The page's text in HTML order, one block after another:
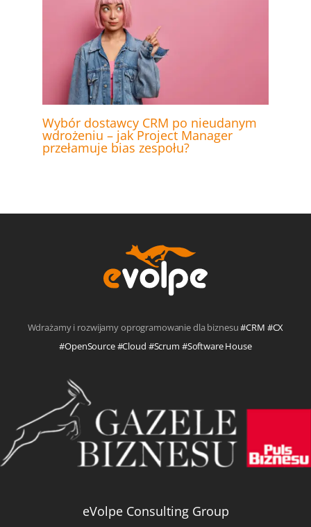
Wybór dostawcy CRM po nieudanym
wdrożeniu – jak Project Manager
przełamuje bias zespołu?
Wdrażamy i rozwijamy oprogramowanie dla biznesu#CRM #CX
#OpenSource #Cloud #Scrum #Software House
eVolpe Consulting Group